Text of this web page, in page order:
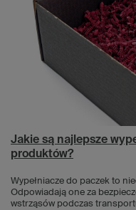
Jakie są najlepsze
produktów?
Wypełniacze do paczek to
Odpowiadają one za
wstrząsów podczas